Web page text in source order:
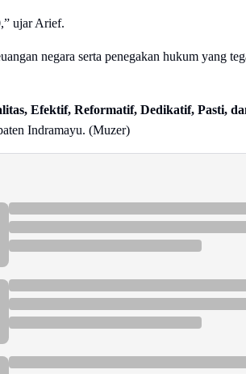
ujar Arief.
negara serta penegakan hukum yang
Efektif, Reformatif, Dedikatif, Pasti,
Indramayu. (Muzer)